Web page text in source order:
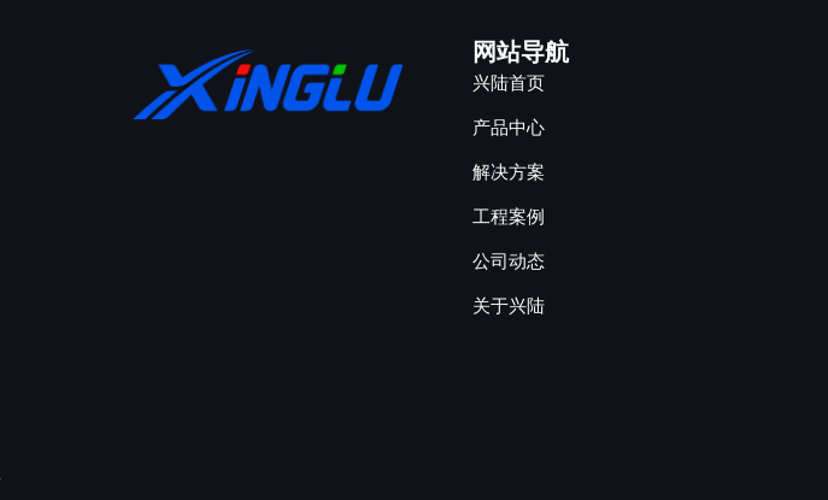
网站导航
兴陆首页
产品中心
解决方案
工程案例
公司动态
关于兴陆